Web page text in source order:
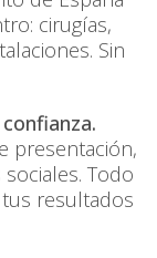
cirugías,
Sin
presentación,
Todo
resultados